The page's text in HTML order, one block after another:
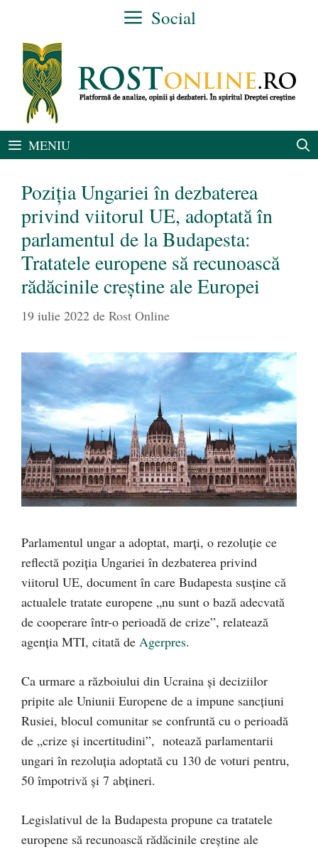
conținut
Social
MENIU
Poziția Ungariei în dezbaterea
privind viitorul UE, adoptată în
parlamentul de la Budapesta:
Tratatele europene să recunoască
rădăcinile creștine ale Europei
19 iulie 2022 de Rost Online
Parlamentul ungar a adoptat, marţi, o rezoluţie ce
reflectă poziţia Ungariei în dezbaterea privind
viitorul UE, document în care Budapesta susţine că
actualele tratate europene „nu sunt o bază adecvată
de cooperare într-o perioadă de crize”, relatează
agenţia MTI, citată de Agerpres.
Ca urmare a războiului din Ucraina şi deciziilor
pripite ale Uniunii Europene de a impune sancţiuni
Rusiei, blocul comunitar se confruntă cu o perioadă
de „crize şi incertitudini”, notează parlamentarii
ungari în rezoluţia adoptată cu 130 de voturi pentru,
50 împotrivă şi 7 abţineri.
Legislativul de la Budapesta propune ca tratatele
europene să recunoască rădăcinile creştine ale